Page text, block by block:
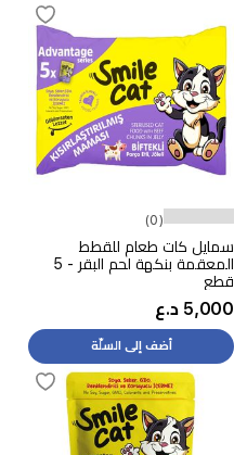
(0)
سمايل كات طعام للقطط
المعقمة بنكهة لحم البقر - 5
قطع
5,000 د.ع
أضف إلى السلّة